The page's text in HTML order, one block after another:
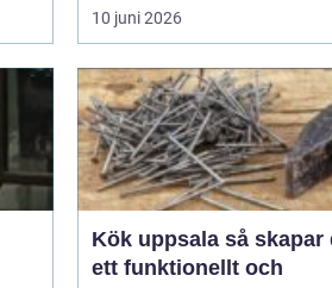
10 juni 2026
Kök uppsala så skapar du
ett funktionellt och